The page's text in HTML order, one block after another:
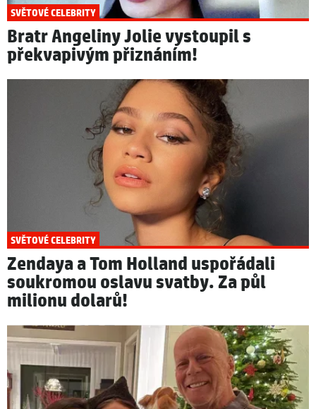
SVĚTOVÉ CELEBRITY
Bratr Angeliny Jolie vystoupil s
překvapivým přiznáním!
SVĚTOVÉ CELEBRITY
Zendaya a Tom Holland uspořádali
soukromou oslavu svatby. Za půl
milionu dolarů!